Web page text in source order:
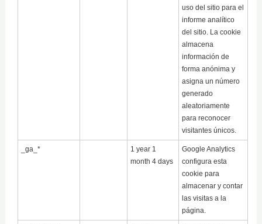
uso del sitio para el
informe analítico
del sitio. La cookie
almacena
información de
forma anónima y
asigna un número
generado
aleatoriamente
para reconocer
visitantes únicos.
_ga_*
1 year 1
month 4 days
Google Analytics
configura esta
cookie para
almacenar y contar
las visitas a la
página.